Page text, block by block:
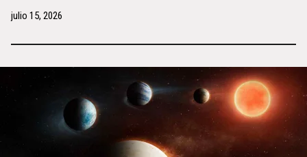
julio 15, 2026